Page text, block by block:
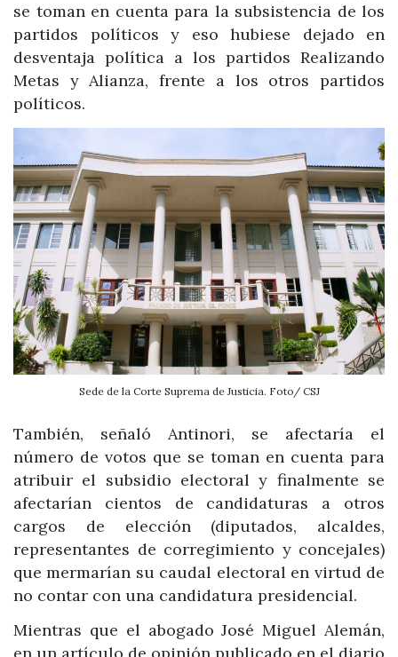
se toman en cuenta para la subsistencia de los
partidos políticos y eso hubiese dejado en
desventaja política a los partidos Realizando
Metas y Alianza, frente a los otros partidos
políticos.
Sede de la Corte Suprema de Justicia. Foto/ CSJ
También, señaló Antinori, se afectaría el
número de votos que se toman en cuenta para
atribuir el subsidio electoral y finalmente se
afectarían cientos de candidaturas a otros
cargos de elección (diputados, alcaldes,
representantes de corregimiento y concejales)
que mermarían su caudal electoral en virtud de
no contar con una candidatura presidencial.
Mientras que el abogado José Miguel Alemán,